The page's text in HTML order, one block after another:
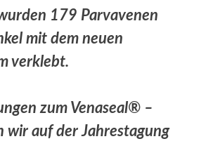
179 Parvavenen
mit dem neuen
verklebt.
zum Venaseal® –
wir auf der Jahrestagung